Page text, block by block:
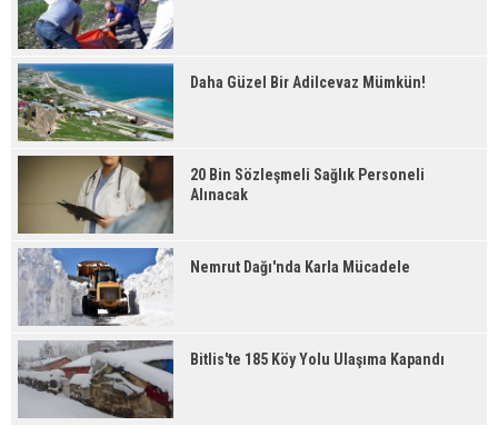
Daha Güzel Bir Adilcevaz Mümkün!
20 Bin Sözleşmeli Sağlık Personeli
Alınacak
Nemrut Dağı'nda Karla Mücadele
Bitlis'te 185 Köy Yolu Ulaşıma Kapandı